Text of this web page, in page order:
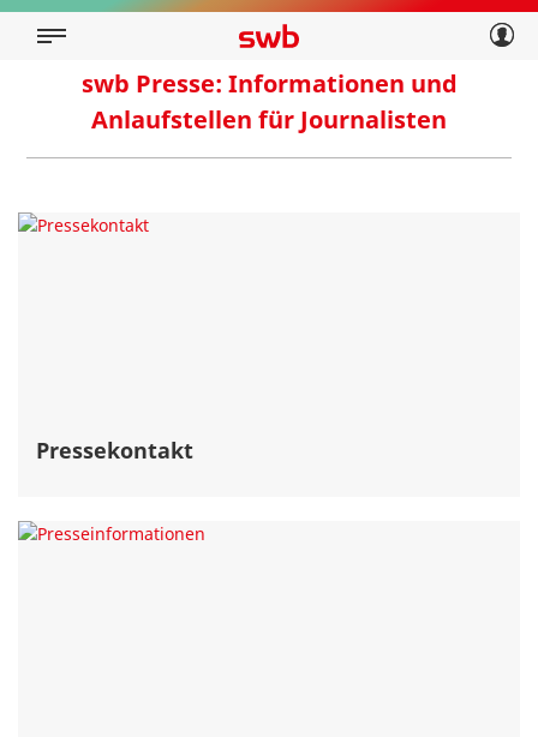
Privatkunden
Geschäftskunden
Über swb
swb Presse: Informationen und
Anlaufstellen für Journalisten
Pressekontakt